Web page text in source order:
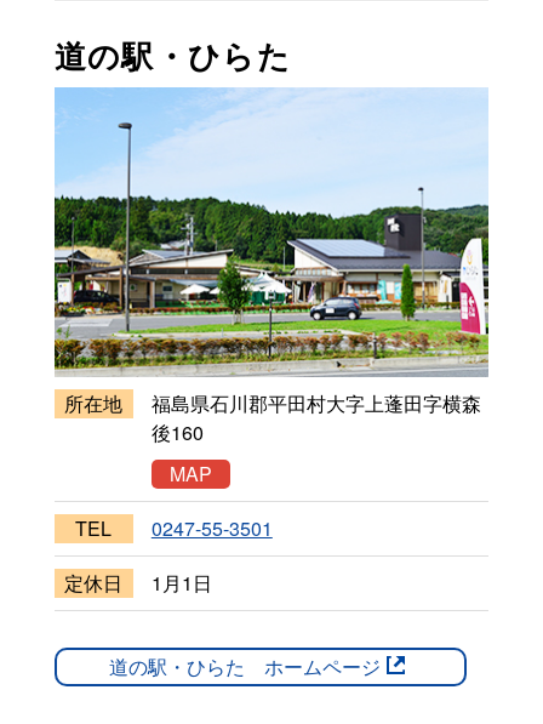
道の駅・ひらた
所在地
福島県石川郡平田村大字上蓬田字横森
後160
MAP
TEL
0247-55-3501
定休日
1月1日
道の駅・ひらた ホームページ